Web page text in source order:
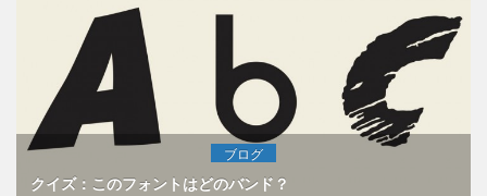
ブログ
クイズ：このフォントはどのバンド？